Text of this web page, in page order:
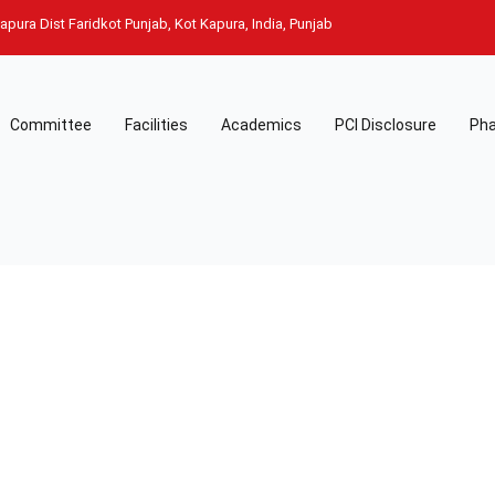
Dist Faridkot Punjab, Kot Kapura, India, Punjab
Committee Facilities Academics PCI Disclosure